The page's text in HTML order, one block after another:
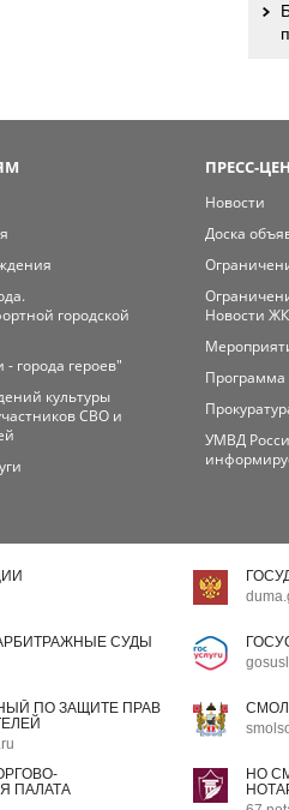
городской
- города героев"
культуры
СВО и
ПРЕСС-
Новости
Доска
Новости
УМВД
СУДЫ
ПО ЗАЩИТЕ ПРАВ
ПАЛАТА
НО